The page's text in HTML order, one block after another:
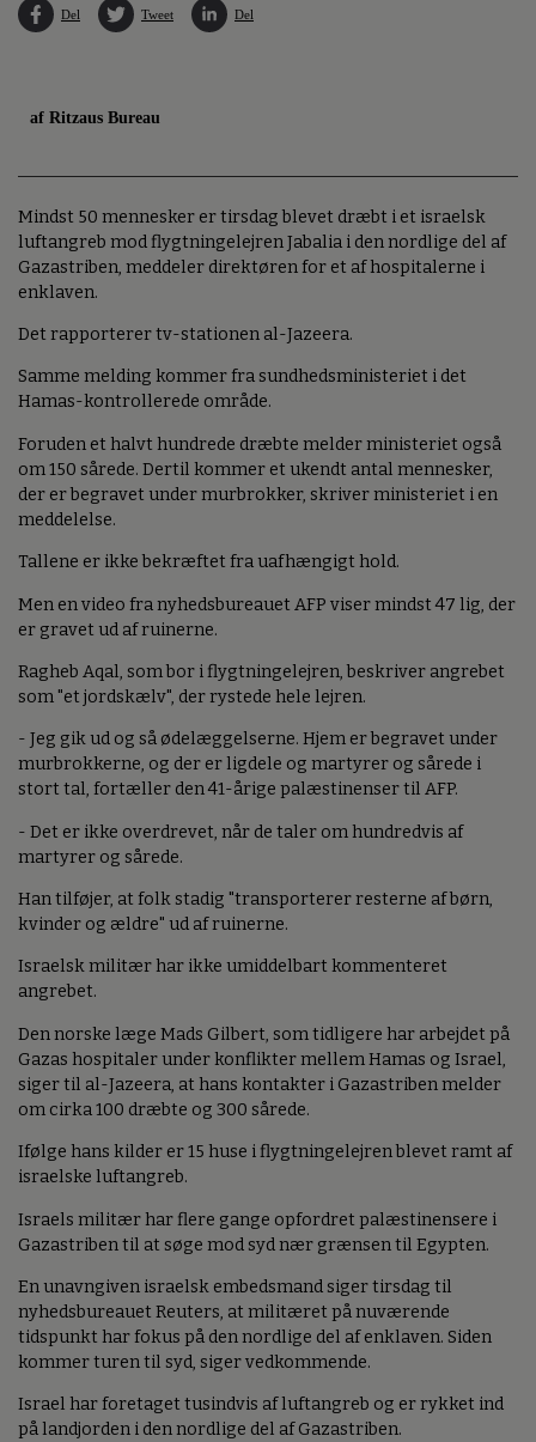
Del Tweet Del
af Ritzaus Bureau
Mindst 50 mennesker er tirsdag blevet dræbt i et israelsk
luftangreb mod flygtningelejren Jabalia i den nordlige del af
Gazastriben, meddeler direktøren for et af hospitalerne i
enklaven.
Det rapporterer tv-stationen al-Jazeera.
Samme melding kommer fra sundhedsministeriet i det
Hamas-kontrollerede område.
Foruden et halvt hundrede dræbte melder ministeriet også
om 150 sårede. Dertil kommer et ukendt antal mennesker,
der er begravet under murbrokker, skriver ministeriet i en
meddelelse.
Tallene er ikke bekræftet fra uafhængigt hold.
Men en video fra nyhedsbureauet AFP viser mindst 47 lig, der
er gravet ud af ruinerne.
Ragheb Aqal, som bor i flygtningelejren, beskriver angrebet
som "et jordskælv", der rystede hele lejren.
- Jeg gik ud og så ødelæggelserne. Hjem er begravet under
murbrokkerne, og der er ligdele og martyrer og sårede i
stort tal, fortæller den 41-årige palæstinenser til AFP.
- Det er ikke overdrevet, når de taler om hundredvis af
martyrer og sårede.
Han tilføjer, at folk stadig "transporterer resterne af børn,
kvinder og ældre" ud af ruinerne.
Israelsk militær har ikke umiddelbart kommenteret
angrebet.
Den norske læge Mads Gilbert, som tidligere har arbejdet på
Gazas hospitaler under konflikter mellem Hamas og Israel,
siger til al-Jazeera, at hans kontakter i Gazastriben melder
om cirka 100 dræbte og 300 sårede.
Ifølge hans kilder er 15 huse i flygtningelejren blevet ramt af
israelske luftangreb.
Israels militær har flere gange opfordret palæstinensere i
Gazastriben til at søge mod syd nær grænsen til Egypten.
En unavngiven israelsk embedsmand siger tirsdag til
nyhedsbureauet Reuters, at militæret på nuværende
tidspunkt har fokus på den nordlige del af enklaven. Siden
kommer turen til syd, siger vedkommende.
Israel har foretaget tusindvis af luftangreb og er rykket ind
på landjorden i den nordlige del af Gazastriben.